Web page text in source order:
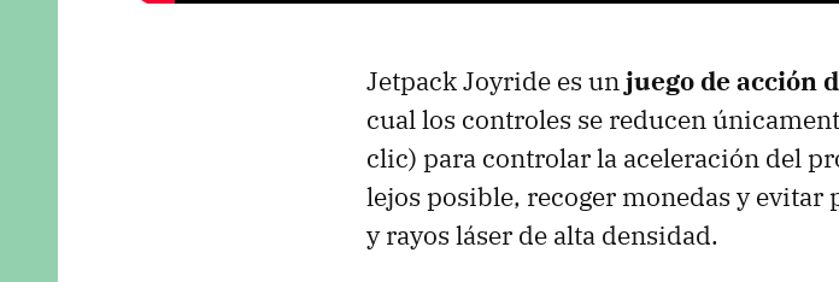
Jetpack Joyride es unjuego de acción
cual los controles se reducen
clic) para controlar la aceleración del
lejos posible, recoger monedas y
y rayos láser de alta densidad.